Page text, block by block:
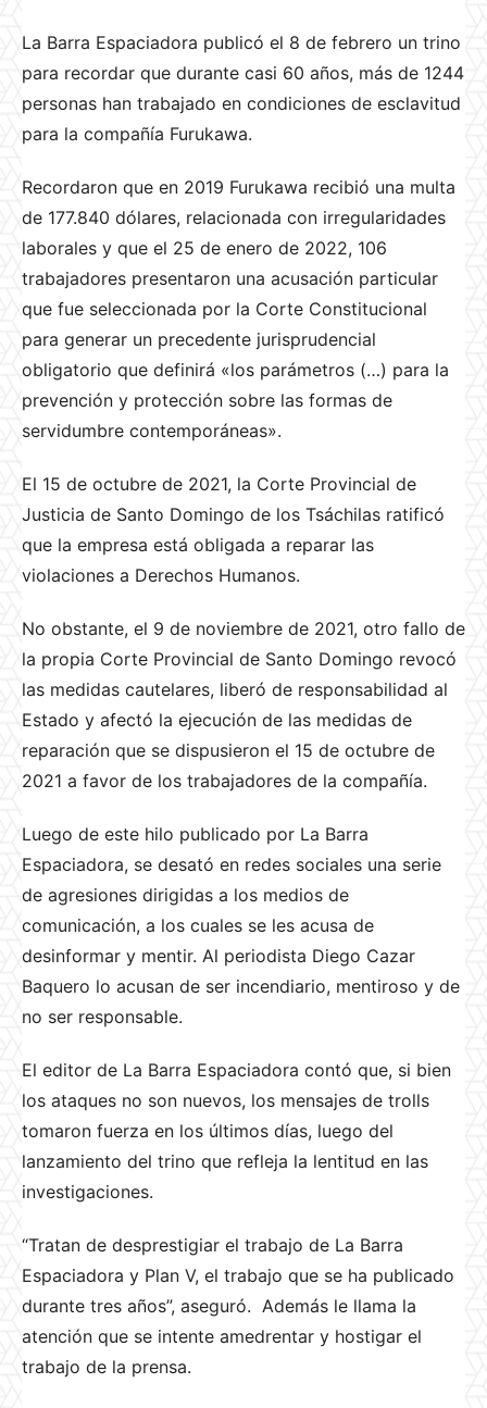
La Barra Espaciadora publicó el 8 de febrero un trino
para recordar que durante casi 60 años, más de 1244
personas han trabajado en condiciones de esclavitud
para la compañía Furukawa.
Recordaron que en 2019 Furukawa recibió una multa
de 177.840 dólares, relacionada con irregularidades
laborales y que el 25 de enero de 2022, 106
trabajadores presentaron una acusación particular
que fue seleccionada por la Corte Constitucional
para generar un precedente jurisprudencial
obligatorio que definirá «los parámetros (…) para la
prevención y protección sobre las formas de
servidumbre contemporáneas».
El 15 de octubre de 2021, la Corte Provincial de
Justicia de Santo Domingo de los Tsáchilas ratificó
que la empresa está obligada a reparar las
violaciones a Derechos Humanos.
No obstante, el 9 de noviembre de 2021, otro fallo de
la propia Corte Provincial de Santo Domingo revocó
las medidas cautelares, liberó de responsabilidad al
Estado y afectó la ejecución de las medidas de
reparación que se dispusieron el 15 de octubre de
2021 a favor de los trabajadores de la compañía.
Luego de este hilo publicado por La Barra
Espaciadora, se desató en redes sociales una serie
de agresiones dirigidas a los medios de
comunicación, a los cuales se les acusa de
desinformar y mentir. Al periodista Diego Cazar
Baquero lo acusan de ser incendiario, mentiroso y de
no ser responsable.
El editor de La Barra Espaciadora contó que, si bien
los ataques no son nuevos, los mensajes de trolls
tomaron fuerza en los últimos días, luego del
lanzamiento del trino que refleja la lentitud en las
investigaciones.
“Tratan de desprestigiar el trabajo de La Barra
Espaciadora y Plan V, el trabajo que se ha publicado
durante tres años”, aseguró. Además le llama la
atención que se intente amedrentar y hostigar el
trabajo de la prensa.